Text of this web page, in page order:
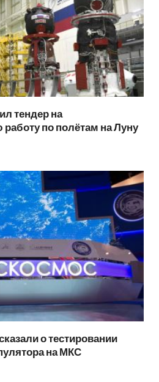
тендер на
по полётам на Луну
о тестировании
на МКС